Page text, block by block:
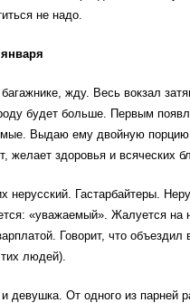
не надо.
жду. Весь вокзал
будет больше. Первым
Выдаю ему двойную порцию
желает здоровья и всяческих
Гастарбайтеры.
«уважаемый». Жалуется на
Говорит, что объездил
людей).
девушка. От одного из парней